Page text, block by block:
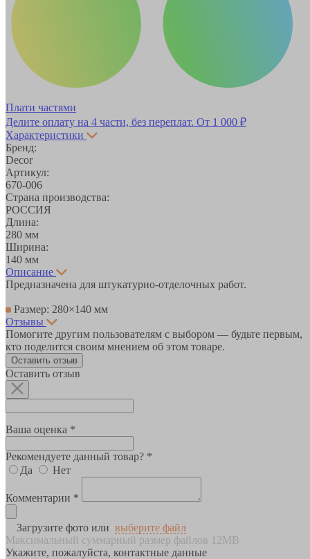
Плати частями
Делите оплату на 4 части, без переплат. От 1 000 ₽
Характеристики
Бренд:
Decor
Артикул:
670-006
Страна производства:
РОССИЯ
Длина:
280 мм
Ширина:
140 мм
Описание
Предназначена для штукатурно-отделочных работ.
Размер: 280×140 мм
Отзывы
Помогите другим пользователям с выбором — будьте первым,
кто поделится своим мнением об этом товаре.
Оставить отзыв
Оставить отзыв
Ваша оценка *
Рекомендуете данный товар? *
Да
Нет
Комментарии *
Загрузите фото или выберите файл
Максимальный суммарный размер файлов 12MB
Укажите, пожалуйста, контактные данные